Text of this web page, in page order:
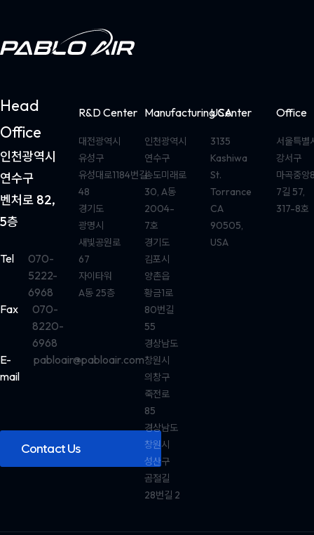
Head
Office
인천광역시
연수구
벤처로 82,
5층
Tel
070-
5222-
6968
Fax
070-
8220-
6968
E-
mail
pabloair@pabloair.com
Contact Us
R&D Center
대전광역시
유성구
유성대로1184번길
48
경기도
광명시
새빛공원로
67
자이타워
A동 25층
Manufacturing Center
인천광역시
연수구
송도미래로
30, A동
2004-
7호
경기도
김포시
양촌읍
황금1로
80번길
55
경상남도
창원시
의창구
죽전로
85
경상남도
창원시
성산구
곰절길
28번길 2
USA
3135
Kashiwa
St.
Torrance
CA
90505,
USA
Office
서울특별
강서구
마곡중앙
7길 57,
317-8호